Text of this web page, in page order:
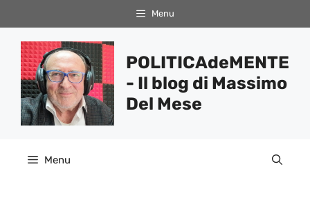
al
contenuto
Menu
POLITICAdeMENTE
- Il blog di Massimo
Del Mese
Menu